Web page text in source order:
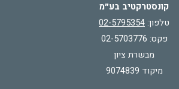
קונסטרקטיב בע״מ
טלפון: 02-5795354
פקס: 02-5703776
מבשרת ציון
מיקוד 9074839